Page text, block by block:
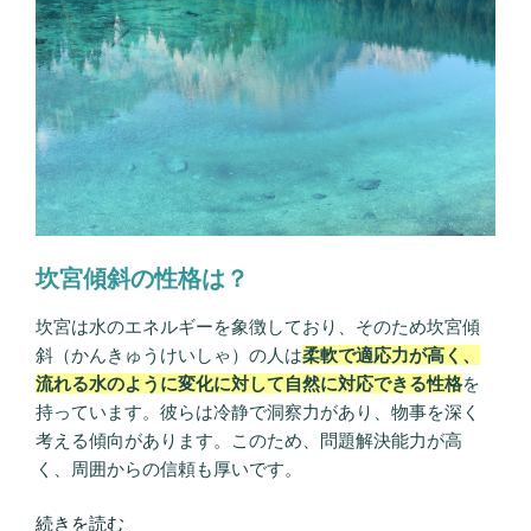
と
は？
基
本
性
格
や
性
質・
恋
愛
観・
相
性”
の
坎宮傾斜の性格は？
坎宮は水のエネルギーを象徴しており、そのため坎宮傾
斜（かんきゅうけいしゃ）の人は柔軟で適応力が高く、
流れる水のように変化に対して自然に対応できる性格を
持っています。彼らは冷静で洞察力があり、物事を深く
考える傾向があります。このため、問題解決能力が高
く、周囲からの信頼も厚いです。
“九
続きを読む